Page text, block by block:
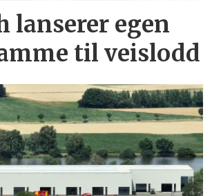
lanserer egen
til veislodd